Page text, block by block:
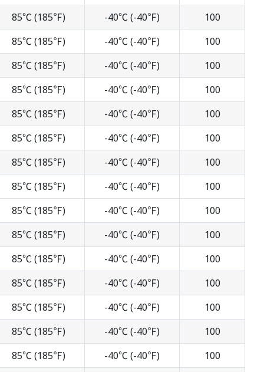
85℃ (185℉)
-40℃ (-40℉)
100
85℃ (185℉)
-40℃ (-40℉)
100
85℃ (185℉)
-40℃ (-40℉)
100
85℃ (185℉)
-40℃ (-40℉)
100
85℃ (185℉)
-40℃ (-40℉)
100
85℃ (185℉)
-40℃ (-40℉)
100
85℃ (185℉)
-40℃ (-40℉)
100
85℃ (185℉)
-40℃ (-40℉)
100
85℃ (185℉)
-40℃ (-40℉)
100
85℃ (185℉)
-40℃ (-40℉)
100
85℃ (185℉)
-40℃ (-40℉)
100
85℃ (185℉)
-40℃ (-40℉)
100
85℃ (185℉)
-40℃ (-40℉)
100
85℃ (185℉)
-40℃ (-40℉)
100
85℃ (185℉)
-40℃ (-40℉)
100